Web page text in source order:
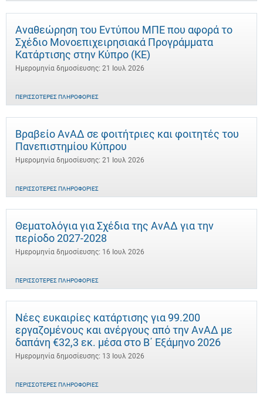
Αναθεώρηση του Εντύπου ΜΠΕ που αφορά το
Σχέδιο Μονοεπιχειρησιακά Προγράμματα
Κατάρτισης στην Κύπρο (ΚΕ)
Ημερομηνία δημοσίευσης: 21 Ιουλ 2026
ΠΕΡΙΣΣΌΤΕΡΕΣ ΠΛΗΡΟΦΟΡΊΕΣ
Βραβείο ΑνΑΔ σε φοιτήτριες και φοιτητές του
Πανεπιστημίου Κύπρου
Ημερομηνία δημοσίευσης: 21 Ιουλ 2026
ΠΕΡΙΣΣΌΤΕΡΕΣ ΠΛΗΡΟΦΟΡΊΕΣ
Θεματολόγια για Σχέδια της ΑνΑΔ για την
περίοδο 2027-2028
Ημερομηνία δημοσίευσης: 16 Ιουλ 2026
ΠΕΡΙΣΣΌΤΕΡΕΣ ΠΛΗΡΟΦΟΡΊΕΣ
Νέες ευκαιρίες κατάρτισης για 99.200
εργαζομένους και ανέργους από την ΑνΑΔ με
δαπάνη €32,3 εκ. μέσα στο Β΄ Εξάμηνο 2026
Ημερομηνία δημοσίευσης: 13 Ιουλ 2026
ΠΕΡΙΣΣΌΤΕΡΕΣ ΠΛΗΡΟΦΟΡΊΕΣ